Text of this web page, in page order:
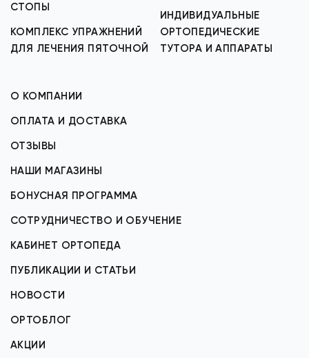
СТОПЫ
КОМПЛЕКС УПРАЖНЕНИЙ
ДЛЯ ЛЕЧЕНИЯ ПЯТОЧНОЙ
ИНДИВИДУАЛЬНЫЕ
ОРТОПЕДИЧЕСКИЕ
ТУТОРА И АППАРАТЫ
О КОМПАНИИ
ОПЛАТА И ДОСТАВКА
ОТЗЫВЫ
НАШИ МАГАЗИНЫ
БОНУСНАЯ ПРОГРАММА
СОТРУДНИЧЕСТВО И ОБУЧЕНИЕ
КАБИНЕТ ОРТОПЕДА
ПУБЛИКАЦИИ И СТАТЬИ
НОВОСТИ
ОРТОБЛОГ
АКЦИИ